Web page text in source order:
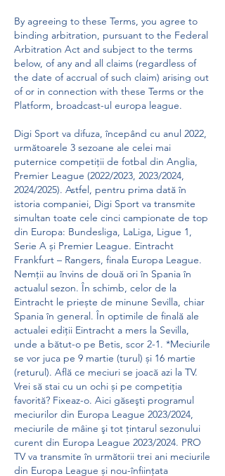
By agreeing to these Terms, you agree to
binding arbitration, pursuant to the Federal
Arbitration Act and subject to the terms
below, of any and all claims (regardless of
the date of accrual of such claim) arising out
of or in connection with these Terms or the
Platform, broadcast-ul europa league.
Digi Sport va difuza, începând cu anul 2022,
următoarele 3 sezoane ale celei mai
puternice competiții de fotbal din Anglia,
Premier League (2022/2023, 2023/2024,
2024/2025). Astfel, pentru prima dată în
istoria companiei, Digi Sport va transmite
simultan toate cele cinci campionate de top
din Europa: Bundesliga, LaLiga, Ligue 1,
Serie A și Premier League. Eintracht
Frankfurt – Rangers, finala Europa League.
Nemții au învins de două ori în Spania în
actualul sezon. În schimb, celor de la
Eintracht le priește de minune Sevilla, chiar
Spania în general. În optimile de finală ale
actualei ediții Eintracht a mers la Sevilla,
unde a bătut-o pe Betis, scor 2-1. *Meciurile
se vor juca pe 9 martie (turul) și 16 martie
(returul). Află ce meciuri se joacă azi la TV.
Vrei să stai cu un ochi și pe competiția
favorită? Fixeaz-o. Aici găseşti programul
meciurilor din Europa League 2023/2024,
meciurile de mâine şi tot ţintarul sezonului
curent din Europa League 2023/2024. PRO
TV va transmite în următorii trei ani meciurile
din Europa League și nou-înființata